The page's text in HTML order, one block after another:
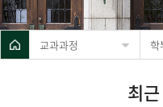
교과과정 학
최